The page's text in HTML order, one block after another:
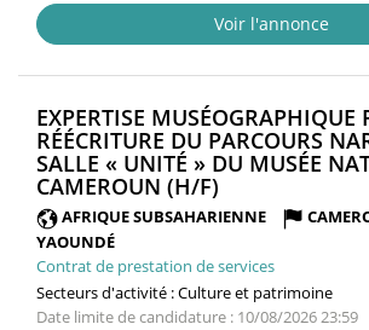
Voir l'annonce
EXPERTISE MUSÉOGRAPHIQUE
RÉÉCRITURE DU PARCOURS
SALLE « UNITÉ » DU MUSÉE
CAMEROUN (H/F)
FENÊTRE)
AFRIQUE SUBSAHARIENNE
YAOUNDÉ
Contrat de prestation de services
Secteurs d'activité :Culture et patrimoine
Date limite de candidature : 10/08/2026 23:59